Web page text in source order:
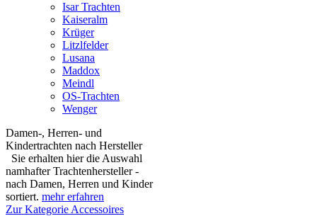
Isar Trachten
Kaiseralm
Krüger
Litzlfelder
Lusana
Maddox
Meindl
OS-Trachten
Wenger
Damen-, Herren- und
Kindertrachten nach Hersteller
Sie erhalten hier die Auswahl
namhafter Trachtenhersteller -
nach Damen, Herren und Kinder
sortiert. mehr erfahren
Zur Kategorie Accessoires